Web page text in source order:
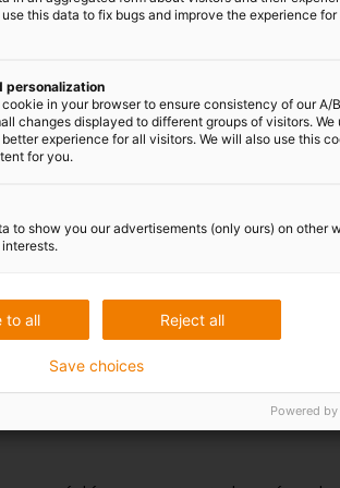
de l’aileron arrière
du projet Optiamix, différents
sont réunis.
SLS, de sorte qu’il est possible de
this data to fix bugs and improve the experience for
personalization
in your browser to ensure consistency of our A/
changes displayed to different groups of visitors. We
experience for all visitors. We will also use this
for you.
to show you our advertisements (only ours) on other
to all Reject all
Save choices
Powered by